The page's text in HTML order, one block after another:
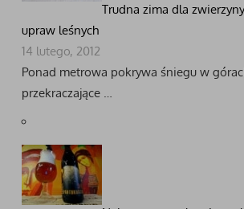
Trudna zima dla
upraw leśnych
14 lutego, 2012
Ponad metrowa pokrywa śniegu w
przekraczające …